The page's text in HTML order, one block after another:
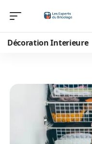
Décoration Interieure